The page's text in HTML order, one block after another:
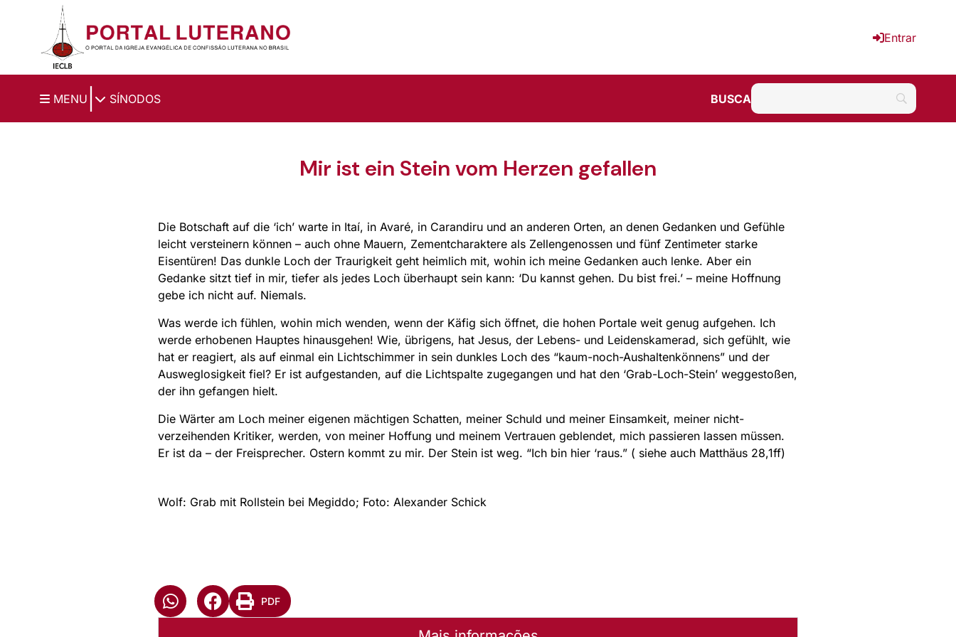
Ir para o conteúdo principal
Entrar
MENU SÍNODOS BUSCA
Mir ist ein Stein vom Herzen gefallen
Die Botschaft auf die ‘ich’ warte in Itaí, in Avaré, in Carandiru und an anderen Orten, an denen Gedanken und Gefühle
leicht versteinern können – auch ohne Mauern, Zementcharaktere als Zellengenossen und fünf Zentimeter starke
Eisentüren! Das dunkle Loch der Traurigkeit geht heimlich mit, wohin ich meine Gedanken auch lenke. Aber ein
Gedanke sitzt tief in mir, tiefer als jedes Loch überhaupt sein kann: ‘Du kannst gehen. Du bist frei.’ – meine Hoffnung
gebe ich nicht auf. Niemals.
Was werde ich fühlen, wohin mich wenden, wenn der Käfig sich öffnet, die hohen Portale weit genug aufgehen. Ich
werde erhobenen Hauptes hinausgehen! Wie, übrigens, hat Jesus, der Lebens- und Leidenskamerad, sich gefühlt, wie
hat er reagiert, als auf einmal ein Lichtschimmer in sein dunkles Loch des “kaum-noch-Aushaltenkönnens” und der
Ausweglosigkeit fiel? Er ist aufgestanden, auf die Lichtspalte zugegangen und hat den ‘Grab-Loch-Stein’ weggestoßen,
der ihn gefangen hielt.
Die Wärter am Loch meiner eigenen mächtigen Schatten, meiner Schuld und meiner Einsamkeit, meiner nicht-
verzeihenden Kritiker, werden, von meiner Hoffung und meinem Vertrauen geblendet, mich passieren lassen müssen.
Er ist da – der Freisprecher. Ostern kommt zu mir. Der Stein ist weg. “Ich bin hier ‘raus.” ( siehe auch Matthäus 28,1ff)
Wolf: Grab mit Rollstein bei Megiddo; Foto: Alexander Schick
PDF